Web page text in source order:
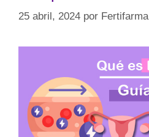
25 abril, 2024 por Fertifarma